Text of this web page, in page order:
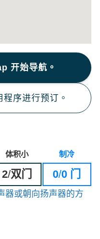
开始导航。
序进行预订。
体积小 制冷
2/双门 0/0 门
器或朝向扬声器的方